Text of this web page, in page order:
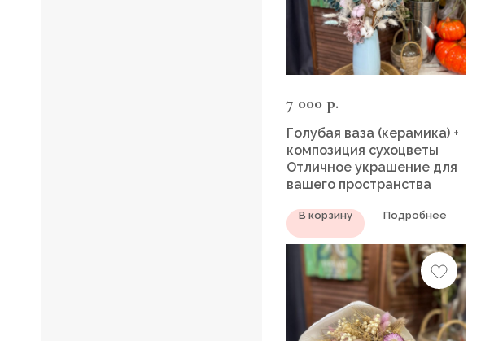
7 000 р.
Голубая ваза (керамика) +
композиция сухоцветы
Отличное украшение для
вашего пространства
В корзину Подробнее